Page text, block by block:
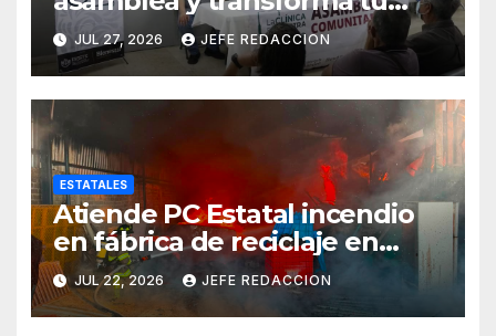
clínica del IMSS-Bienestar
JUL 27, 2026 JEFE REDACCION
ESTATALES
Atiende PC Estatal incendio
en fábrica de reciclaje en
Morelia
JUL 22, 2026 JEFE REDACCION